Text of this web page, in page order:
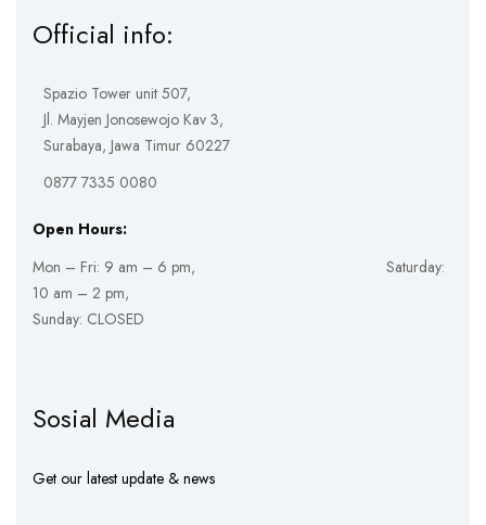
Official info:
Spazio Tower unit 507,
Jl. Mayjen Jonosewojo Kav 3,
Surabaya, Jawa Timur 60227
0877 7335 0080
Open Hours:
Mon – Fri: 9 am – 6 pm, Saturday:
10 am – 2 pm,
Sunday: CLOSED
Sosial Media
Get our latest update & news